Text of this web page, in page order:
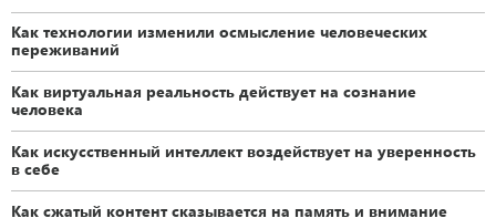
Как технологии изменили осмысление человеческих
переживаний
Как виртуальная реальность действует на сознание
человека
Как искусственный интеллект воздействует на уверенность
в себе
Как сжатый контент сказывается на память и внимание